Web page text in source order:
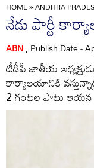
HOME»ANDHRA
నేడు పార్టీ
ABN, Publish Date -
టీడీపీ జాతీయ
కార్యాలయానికి
2 గంటల పాటు ఆయన